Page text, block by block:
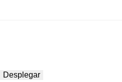
Desplegar